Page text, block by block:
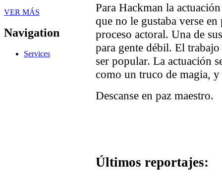
VER MÁS
Navigation
Services
Para Hackman la
que no le gustaba verse
proceso actoral. Una de
para gente débil. El
ser popular. La actuación
como un truco de magia,
Descanse en paz maestro.
Últimos reportajes: